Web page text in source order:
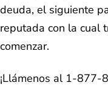
deuda, el siguiente
reputada con la cual
comenzar.
¡Llámenos al 1-